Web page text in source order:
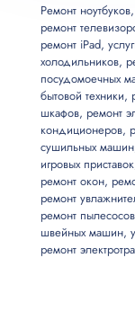
Среднийремонт
Крупный ремонт
Мастер
Длительная
Все запчасти
Возможны
Ремонт ноутбуков,
ремонт
ремонт iPad,
холодильников,
посудомоечных
бытовой техники,
шкафов, ремонт
кондиционеров,
сушильных машин
игровых приставок
ремонт окон,
ремонт
ремонт
швейных машин,
ремонт